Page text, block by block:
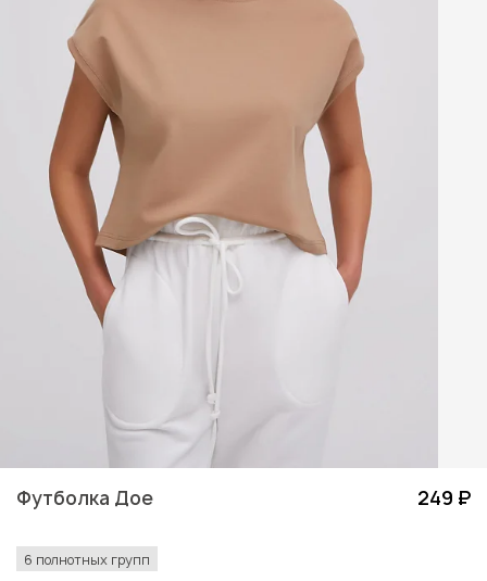
Футболка Дое 249 ₽
6 полнотных групп